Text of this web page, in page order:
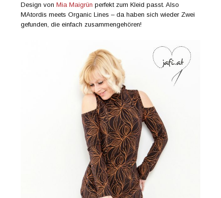
Design vonMia Maigrün perfekt zum Kleid passt. Also
MAtordis meets Organic Lines – da haben sich wieder Zwei
gefunden, die einfach zusammengehören!